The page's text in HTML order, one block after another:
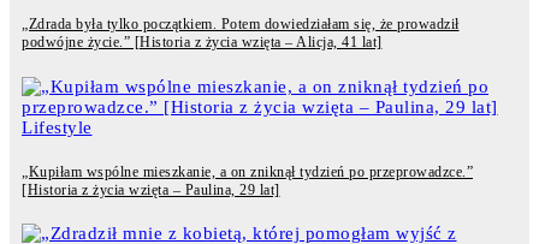
„Zdrada była tylko początkiem. Potem dowiedziałam się, że prowadził
podwójne życie.” [Historia z życia wzięta – Alicja, 41 lat]
Lifestyle
„Kupiłam wspólne mieszkanie, a on zniknął tydzień po przeprowadzce.”
[Historia z życia wzięta – Paulina, 29 lat]